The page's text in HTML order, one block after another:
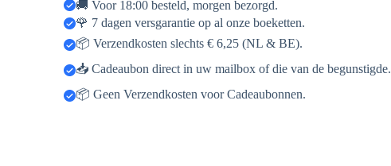
🚚 Voor 18:00 besteld, morgen bezorgd.
🌹 7 dagen versgarantie op al onze boeketten.
📦 Verzendkosten slechts € 6,25 (NL & BE).
📥 Cadeaubon direct in uw mailbox of die van de begunstigde.
📦 Geen Verzendkosten voor Cadeaubonnen.